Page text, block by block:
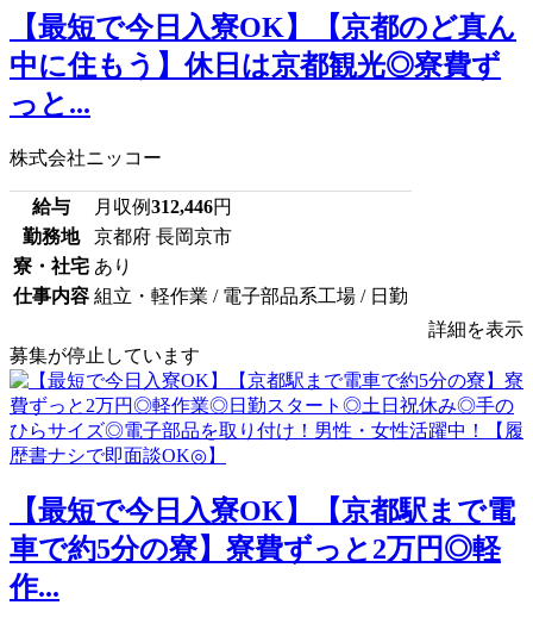
【最短で今日入寮OK】【京都のど真ん
中に住もう】休日は京都観光◎寮費ず
っと...
株式会社ニッコー
給与 月収例312,446円
勤務地
京都府 長岡京市
寮・社宅 あり
仕事内容 組立・軽作業 / 電子部品系工場 / 日勤
詳細を表示
募集が停止しています
【最短で今日入寮OK】【京都駅まで電
車で約5分の寮】寮費ずっと2万円◎軽
作...